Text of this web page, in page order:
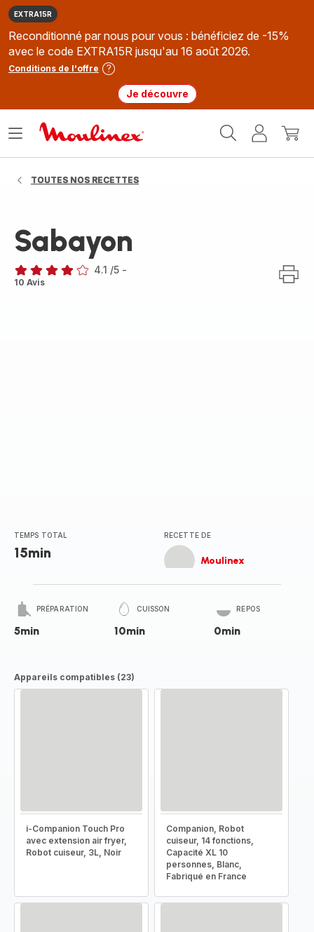
EXTRA15R
Reconditionné par nous pour vous : bénéficiez de -15%
avec le code EXTRA15R jusqu'au 16 août 2026.
Conditions de l'offre
Je découvre
MonMon
Ouvrir
TOUTES NOS RECETTES
Sabayon
ratings.4.1
4.1 /5 -
10 Avis
TEMPS TOTAL
15min
RECETTE DE
Moulinex
PRÉPARATION
5min
CUISSON
10min
REPOS
0min
Appareils compatibles (23)
i-Companion Touch Pro
avec extension air fryer,
Robot cuiseur, 3L, Noir
Companion, Robot
cuiseur, 14 fonctions,
Capacité XL 10
personnes, Blanc,
Fabriqué en France